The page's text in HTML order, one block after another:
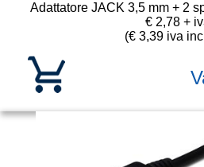
Adattatore JACK 3,5 mm + 2
€ 2,78 +
(€ 3,39 iva